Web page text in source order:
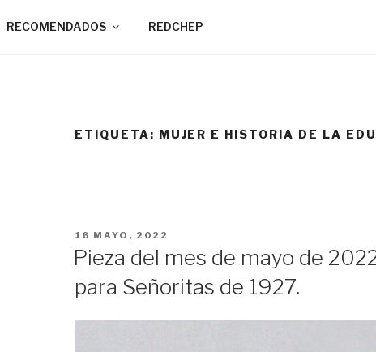
RECOMENDADOS REDCHEP
ETIQUETA: MUJER E HISTORIA DE LA
PUBLICADO
16 MAYO, 2022
Pieza del mes de mayo de
para Señoritas de 1927.